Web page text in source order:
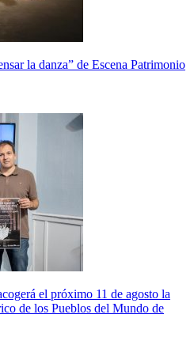
la danza” de Escena Patrimonio
el próximo 11 de agosto la
de los Pueblos del Mundo de